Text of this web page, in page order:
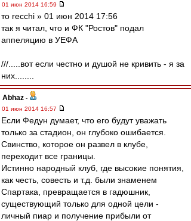
01 июн 2014 16:59
то recchi » 01 июн 2014 17:56
так я читал, что и ФК "Ростов" подал
аппеляцию в УЕФА
///.....вот если честно и душой не кривить - я за
них........
Abhaz -
01 июн 2014 16:57
Если Федун думает, что его будут уважать
только за стадион, он глубоко ошибается.
Свинство, которое он развел в клубе,
переходит все границы.
Истинно народный клуб, где высокие понятия,
как честь, совесть и т.д. были знаменем
Спартака, превращается в гадюшник,
существующий только для одной цели -
личный пиар и получение прибыли от